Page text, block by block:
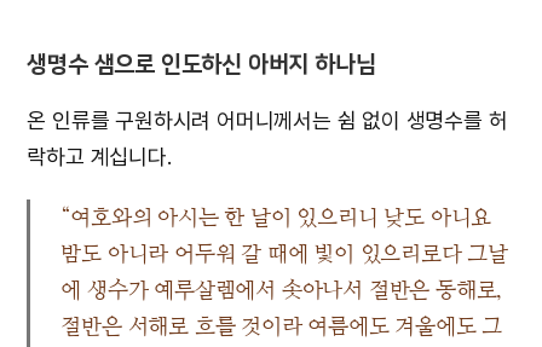
생명수 샘으로 인도하신 아버지 하나님
온 인류를 구원하시려 어머니께서는 쉼 없이 생명수를 허
락하고 계십니다.
“여호와의 아시는 한 날이 있으리니 낮도 아니요
밤도 아니라 어두워 갈 때에 빛이 있으리로다 그날
에 생수가 예루살렘에서 솟아나서 절반은 동해로,
절반은 서해로 흐를 것이라 여름에도 겨울에도 그